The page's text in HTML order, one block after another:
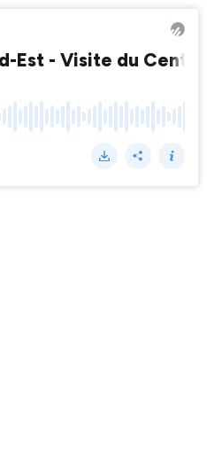
Est - Visite du